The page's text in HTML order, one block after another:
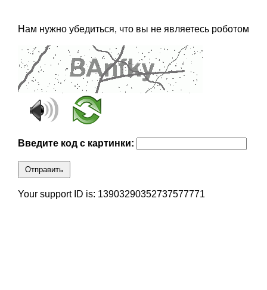
Нам нужно убедиться, что вы не являетесь роботом
Введите код с картинки:
Отправить
Your support ID is: 13903290352737577771